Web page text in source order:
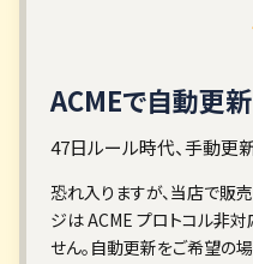
ACMEで自動更新
47日ルール時代、手動更
恐れ入りますが、当店で販
ジは ACME プロトコル非
せん。自動更新をご希望の